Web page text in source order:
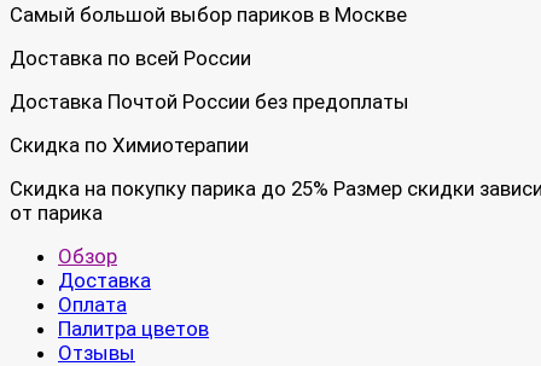
Самый большой выбор париков в Москве
Доставка по всей России
Доставка Почтой России без предоплаты
Скидка по Химиотерапии
Скидка на покупку парика до 25% Размер скидки
от парика
Обзор
Доставка
Оплата
Палитра цветов
Отзывы